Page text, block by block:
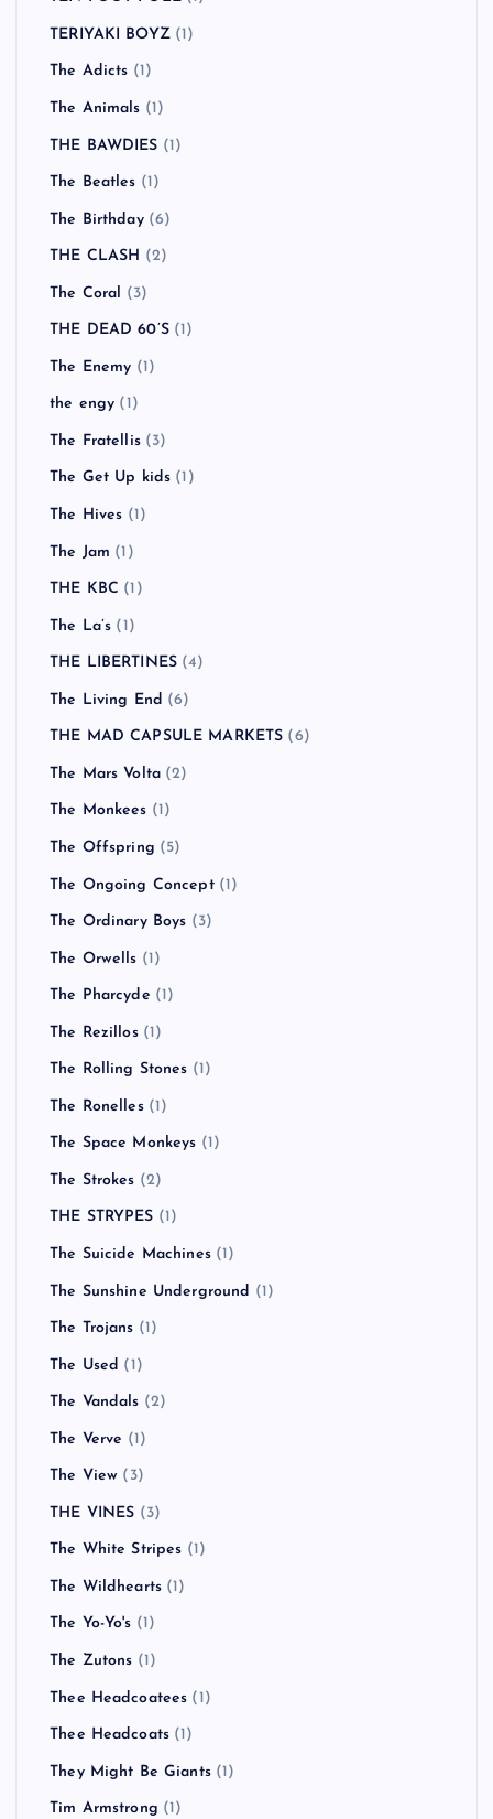
TERIYAKI BOYZ(1)
The Adicts (1)
The Animals (1)
THE BAWDIES (1)
The Beatles (1)
The Birthday(6)
THE CLASH (2)
The Coral (3)
THE DEAD 60’S(1)
The Enemy (1)
the engy (1)
The Fratellis(3)
The Get Up kids (1)
The Hives (1)
The Jam (1)
THE KBC (1)
The La’s (1)
THE LIBERTINES (4)
The Living End (6)
THE MAD CAPSULE MARKETS (6)
The Mars Volta (2)
The Monkees (1)
The Offspring (5)
The Ongoing Concept(1)
The Ordinary Boys (3)
The Orwells (1)
The Pharcyde (1)
The Rezillos(1)
The Rolling Stones (1)
The Ronelles(1)
The Space Monkeys (1)
The Strokes (2)
THE STRYPES (1)
The Suicide Machines(1)
The Sunshine Underground (1)
The Trojans (1)
The Used (1)
The Vandals (2)
The Verve (1)
The View (3)
THE VINES (3)
The White Stripes (1)
The Wildhearts (1)
The Yo-Yo's (1)
The Zutons (1)
Thee Headcoatees (1)
Thee Headcoats (1)
They Might Be Giants(1)
Tim Armstrong (1)